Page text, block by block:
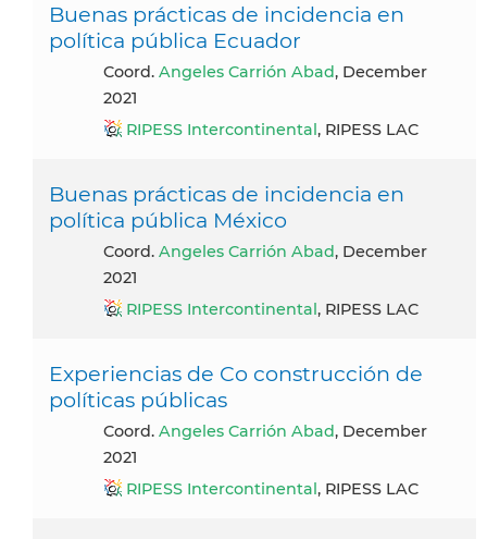
Buenas prácticas de incidencia en
política pública Ecuador
Coord. Angeles Carrión Abad, December
2021
RIPESS Intercontinental, RIPESS LAC
Buenas prácticas de incidencia en
política pública México
Coord. Angeles Carrión Abad, December
2021
RIPESS Intercontinental, RIPESS LAC
Experiencias de Co construcción de
políticas públicas
Coord. Angeles Carrión Abad, December
2021
RIPESS Intercontinental, RIPESS LAC